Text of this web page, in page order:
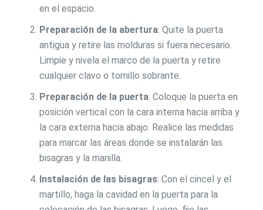
en el espacio.
Preparación de la abertura: Quite la puerta
antigua y retire las molduras si fuera necesario.
Limpie y nivela el marco de la puerta y retire
cualquier clavo o tornillo sobrante.
Preparación de la puerta: Coloque la puerta en
posición vertical con la cara interna hacia arriba y
la cara externa hacia abajo. Realice las medidas
para marcar las áreas donde se instalarán las
bisagras y la manilla.
Instalación de las bisagras: Con el cincel y el
martillo, haga la cavidad en la puerta para la